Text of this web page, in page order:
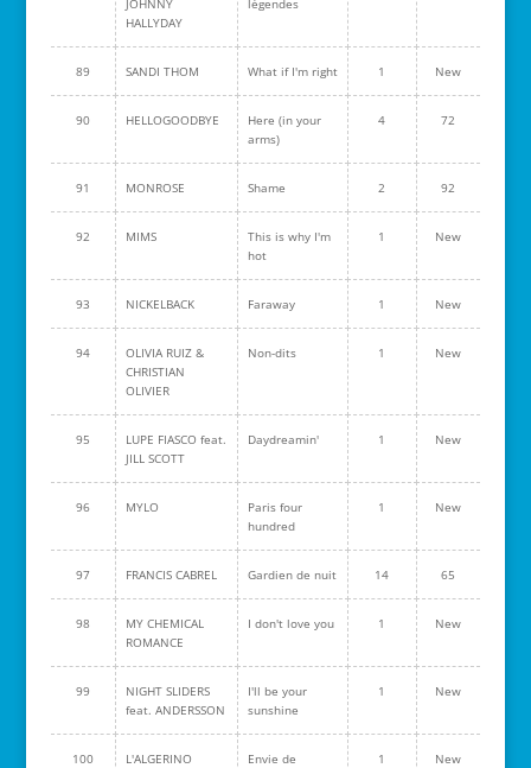
JOHNNY
HALLYDAY
légendes
89 SANDI THOM What if I'm right 1 New
90 HELLOGOODBYE
Here (in your
arms)
4 72
91 MONROSE Shame 2 92
92 MIMS
This is why I'm
hot
1 New
93 NICKELBACK Faraway 1 New
94
OLIVIA RUIZ &
CHRISTIAN
OLIVIER
Non-dits 1 New
95
LUPE FIASCO feat.
JILL SCOTT
Daydreamin' 1 New
96 MYLO
Paris four
hundred
1 New
97 FRANCIS CABREL Gardien de nuit 14 65
98
MY CHEMICAL
ROMANCE
I don't love you 1 New
99
NIGHT SLIDERS
feat. ANDERSSON
I'll be your
sunshine
1 New
100 L'ALGERINO
Envie de
1 New